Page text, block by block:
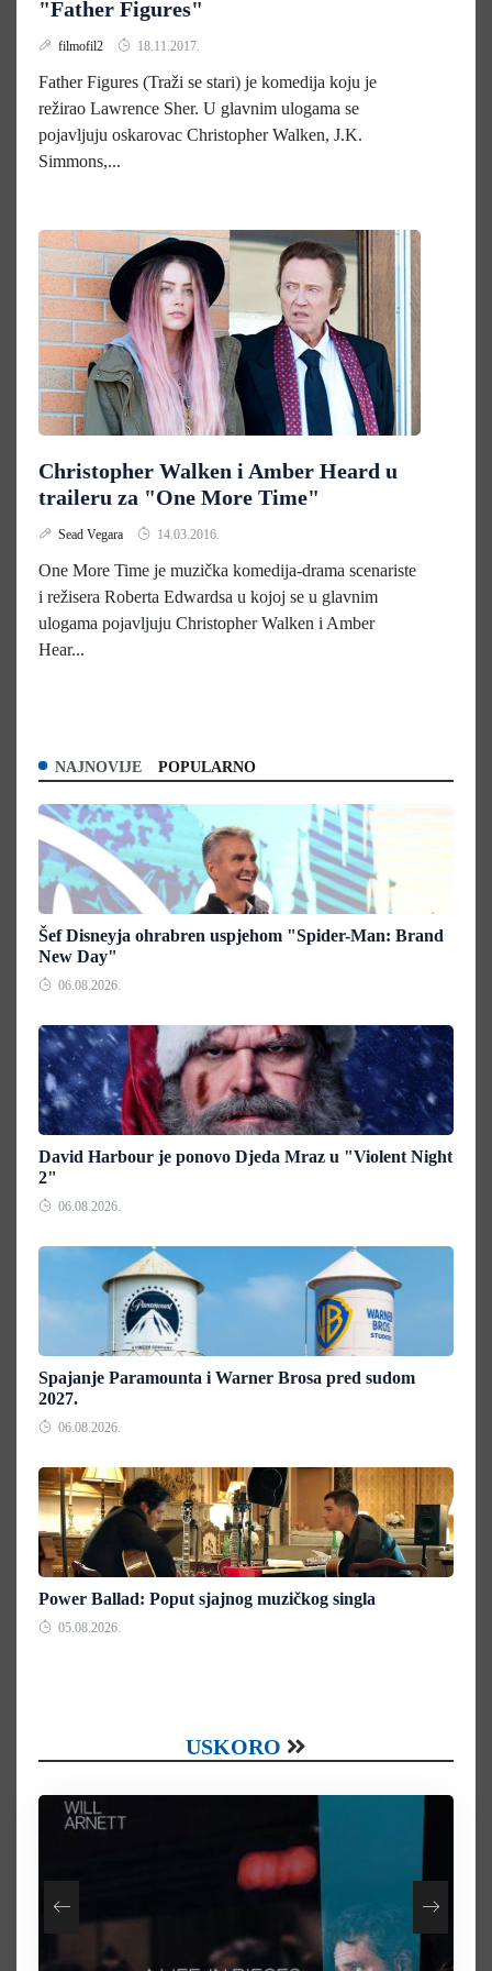
"Father Figures"
filmofil2 18.11.2017.
Father Figures (Traži se stari) je komedija koju je
režirao Lawrence Sher. U glavnim ulogama se
pojavljuju oskarovac Christopher Walken, J.K.
Simmons,...
Christopher Walken i Amber Heard u
traileru za "One More Time"
Sead Vegara 14.03.2016.
One More Time je muzička komedija-drama scenariste
i režisera Roberta Edwardsa u kojoj se u glavnim
ulogama pojavljuju Christopher Walken i Amber
Hear...
NAJNOVIJE POPULARNO
Šef Disneyja ohrabren uspjehom "Spider-Man: Brand
New Day"
06.08.2026.
David Harbour je ponovo Djeda Mraz u "Violent Night
2"
06.08.2026.
Spajanje Paramounta i Warner Brosa pred sudom
2027.
06.08.2026.
Power Ballad: Poput sjajnog muzičkog singla
05.08.2026.
USKORO